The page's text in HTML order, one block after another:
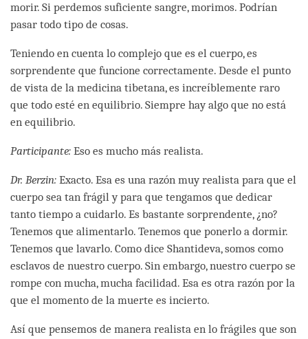
morir. Si perdemos suficiente sangre, morimos. Podrían
pasar todo tipo de cosas.
Teniendo en cuenta lo complejo que es el cuerpo, es
sorprendente que funcione correctamente. Desde el punto
de vista de la medicina tibetana, es increíblemente raro
que todo esté en equilibrio. Siempre hay algo que no está
en equilibrio.
Participante: Eso es mucho más realista.
Dr. Berzin: Exacto. Esa es una razón muy realista para que el
cuerpo sea tan frágil y para que tengamos que dedicar
tanto tiempo a cuidarlo. Es bastante sorprendente, ¿no?
Tenemos que alimentarlo. Tenemos que ponerlo a dormir.
Tenemos que lavarlo. Como dice Shantideva, somos como
esclavos de nuestro cuerpo. Sin embargo, nuestro cuerpo se
rompe con mucha, mucha facilidad. Esa es otra razón por la
que el momento de la muerte es incierto.
Así que pensemos de manera realista en lo frágiles que son